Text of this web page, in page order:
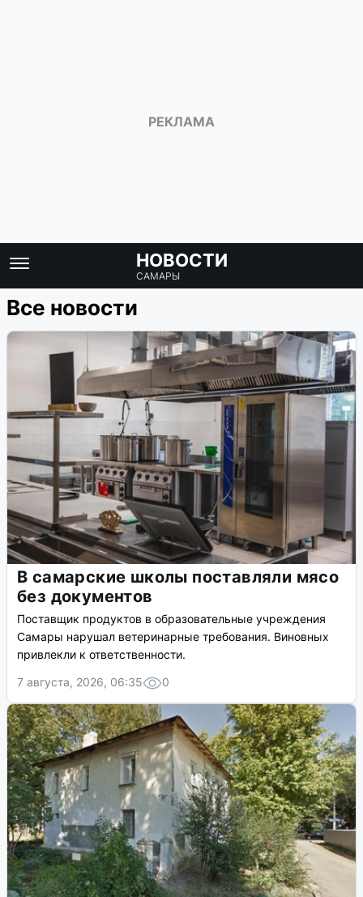
НОВОСТИ
САМАРЫ
Все новости
В самарские школы поставляли мясо
без документов
Поставщик продуктов в образовательные учреждения
Самары нарушал ветеринарные требования. Виновных
привлекли к ответственности.
7 августа, 2026, 06:35
0